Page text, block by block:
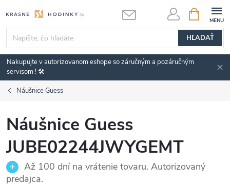
na
obsah
HĽADAŤ
KOŠÍK
Nakupujte v autorizovanom eshope so záručným a pozáručným
servisom ! 🛠️
Náušnice Guess
Náušnice Guess
JUBE02244JWYGEMT
Až 100 dní na vrátenie tovaru. Autorizovaný
predajca.